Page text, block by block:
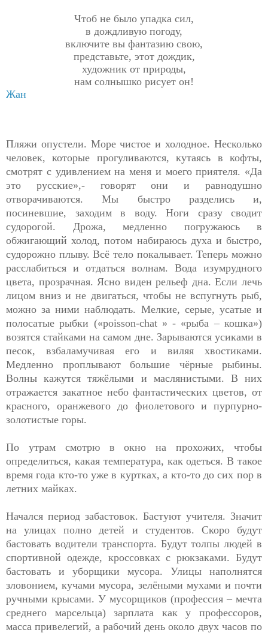
Чтоб не было упадка сил,
в дождливую погоду,
включите вы фантазию свою,
представьте, этот дождик,
художник от природы,
нам солнышко рисует он!
Жан
Пляжи опустели. Море чистое и холодное. Несколько
человек, которые прогуливаются, кутаясь в кофты,
смотрят с удивлением на меня и моего приятеля. «Да
это русские»,- говорят они и равнодушно
отворачиваются. Мы быстро разделись и,
посиневшие, заходим в воду. Ноги сразу сводит
судорогой. Дрожа, медленно погружаюсь в
обжигающий холод, потом набираюсь духа и быстро,
судорожно плыву. Всё тело покалывает. Теперь можно
расслабиться и отдаться волнам. Вода изумрудного
цвета, прозрачная. Ясно виден рельеф дна. Если лечь
лицом вниз и не двигаться, чтобы не вспугнуть рыб,
можно за ними наблюдать. Мелкие, серые, усатые и
полосатые рыбки («poisson-chat » - «рыба – кошка»)
возятся стайками на самом дне. Зарываются усиками в
песок, взбаламучивая его и виляя хвостиками.
Медленно проплывают большие чёрные рыбины.
Волны кажутся тяжёлыми и маслянистыми. В них
отражается закатное небо фантастических цветов, от
красного, оранжевого до фиолетового и пурпурно-
золотистые горы.
По утрам смотрю в окно на прохожих, чтобы
определиться, какая температура, как одеться. В такое
время года кто-то уже в куртках, а кто-то до сих пор в
летних майках.
Начался период забастовок. Бастуют учителя. Значит
на улицах полно детей и студентов. Скоро будут
бастовать водители транспорта. Будут толпы людей в
спортивной одежде, кроссовках с рюкзаками. Будут
бастовать и уборщики мусора. Улицы наполнятся
зловонием, кучами мусора, зелёными мухами и почти
ручными крысами. У мусорщиков (профессия – мечта
среднего марсельца) зарплата как у профессоров,
масса привелегий, а рабочий день около двух часов по